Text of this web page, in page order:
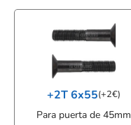
+2T 6x55(+2€)
Para puerta de 45mm